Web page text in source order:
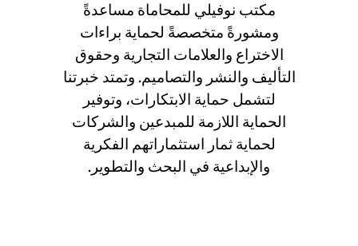
مكتب نوفيلي للمحاماة مساعدةً
ومشورةً متخصصةً لحماية براءات
الاختراع والعلامات التجارية وحقوق
التأليف والنشر والتصاميم. وتمتد خبرتنا
لتشمل حماية الابتكارات، وتوفير
الحماية اللازمة للمبدعين والشركات
لحماية ثمار استثماراتهم الفكرية
والإبداعية في البحث والتطوير.